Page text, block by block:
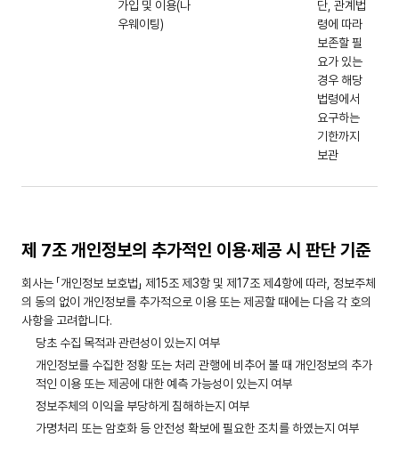
가입 및 이용(나
우웨이팅)
단, 관계법
령에 따라
보존할 필
요가 있는
경우 해당
법령에서
요구하는
기한까지
보관
제 7조 개인정보의 추가적인 이용·제공 시 판단 기준
회사는 「개인정보 보호법」 제15조 제3항 및 제17조 제4항에 따라, 정보주체
의 동의 없이 개인정보를 추가적으로 이용 또는 제공할 때에는 다음 각 호의
사항을 고려합니다.
당초 수집 목적과 관련성이 있는지 여부
개인정보를 수집한 정황 또는 처리 관행에 비추어 볼 때 개인정보의 추가
적인 이용 또는 제공에 대한 예측 가능성이 있는지 여부
정보주체의 이익을 부당하게 침해하는지 여부
가명처리 또는 암호화 등 안전성 확보에 필요한 조치를 하였는지 여부